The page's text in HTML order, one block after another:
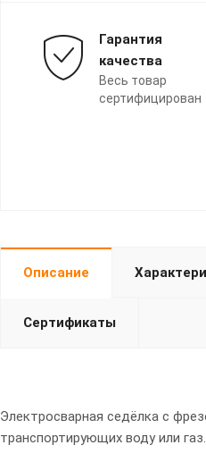
Гарантия
качества
Весь товар
сертифицирован
Описание
Сертификаты
Электросварная седёлка с
транспортирующих воду или газ.